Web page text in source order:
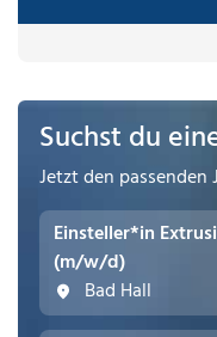
Suchst du
Jetzt den
Einsteller*in
(m/w/d)
Bad Hall